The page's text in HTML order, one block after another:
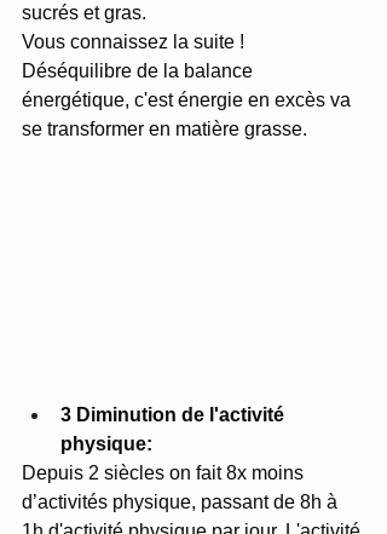
sucrés et gras.
Vous connaissez la suite !
Déséquilibre de la balance
énergétique, c'est énergie en excès va
se transformer en matière grasse.
3 Diminution de l'activité
physique:
Depuis 2 siècles on fait 8x moins
d’activités physique, passant de 8h à